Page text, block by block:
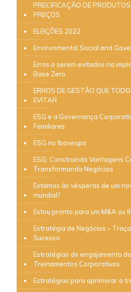
PRECIFICAÇÃO DE
PREÇOS
ELEIÇÕES 2022
Environmental Social and
Erros a serem evitados na
Base Zero
ERROS DE GESTÃO QUE
EVITAR
ESG e a Governança
Familiares
ESG no Ibovespa
ESG: Construindo Vantagens
Transformando Negócios
Estamos às vésperas de um
mundial?
Estou pronto para um M&A ou
Estratégia de Negócios –
Sucesso
Estratégias de engajamento
Treinamentos Corporativos
Estratégias para aprimorar a